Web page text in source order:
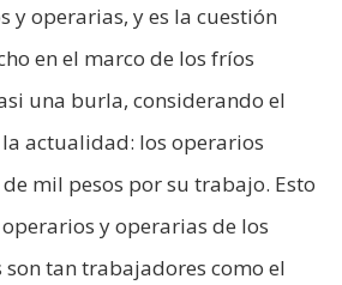
y operarias, y es la cuestión
en el marco de los fríos
una burla, considerando el
actualidad: los operarios
mil pesos por su trabajo. Esto
y operarias de los
tan trabajadores como el